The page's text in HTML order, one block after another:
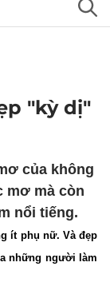
"kỳ dị"
của không
mơ mà còn
nổi tiếng.
ít phụ nữ. Và đẹp
những người làm